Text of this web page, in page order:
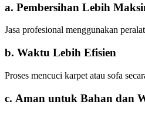
a. Pembersihan Lebih
Jasa profesional menggunakan
b. Waktu Lebih Efisien
Proses mencuci karpet atau sofa
c. Aman untuk Bahan dan